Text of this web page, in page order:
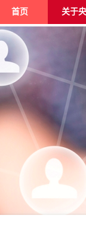
首页 关于